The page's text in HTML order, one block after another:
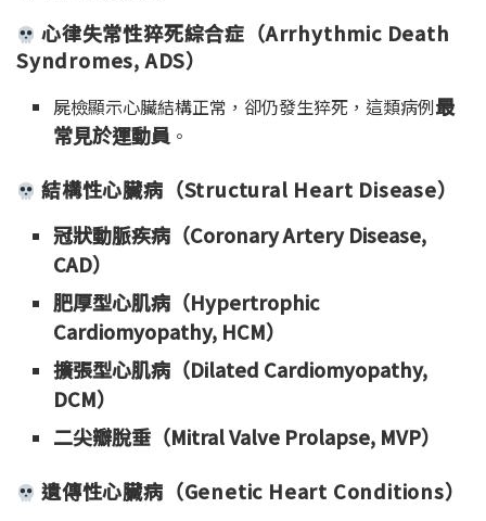
心律失常性猝死綜合症（Arrhythmic Death
Syndromes, ADS）
屍檢顯示心臟結構正常，卻仍發生猝死，這類病例最
常見於運動員。
結構性心臟病（Structural Heart Disease）
冠狀動脈疾病（Coronary Artery Disease,
CAD）
肥厚型心肌病（Hypertrophic
Cardiomyopathy, HCM）
擴張型心肌病（Dilated Cardiomyopathy,
DCM）
二尖瓣脫垂（Mitral Valve Prolapse, MVP）
遺傳性心臟病（Genetic Heart Conditions）